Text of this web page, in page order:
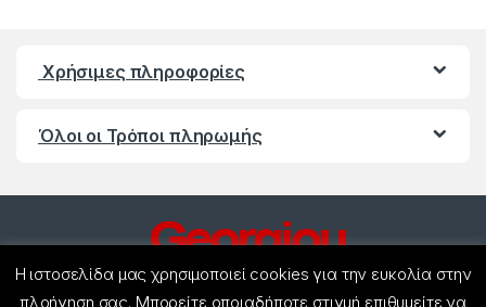
Χρήσιμες πληροφορίες
Όλοι οι Τρόποι πληρωμής
Η ιστοσελίδα μας χρησιμοποιεί cookies για την ευκολία στην
πλοήγηση σας. Μπορείτε οποιαδήποτε στιγμή επιθυμείτε να